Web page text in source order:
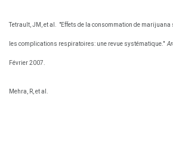
Tetrault, JM, et al. "Effets de la consommation de
les complications respiratoires: une revue systématique."
Février 2007.
Mehra, R, et al.